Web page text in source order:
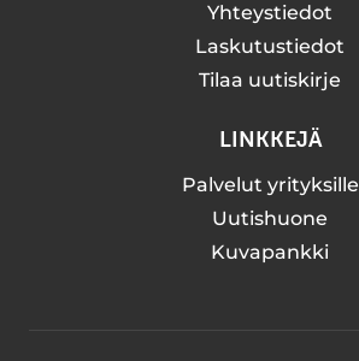
Yhteystiedot
Laskutustiedot
Tilaa uutiskirje
LINKKEJÄ
Palvelut yrityksille
Uutishuone
Kuvapankki